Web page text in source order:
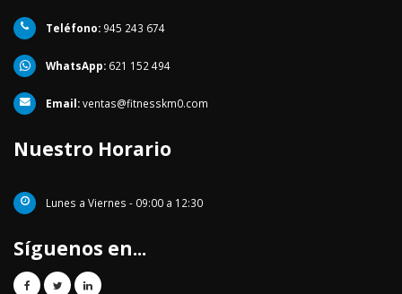
Teléfono: 945 243 674
WhatsApp: 621 152 494
Email:ventas@fitnesskm0.com
Nuestro Horario
Lunes a Viernes - 09:00 a 12:30
Síguenos en...